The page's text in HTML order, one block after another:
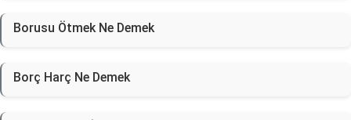
Borusu Ötmek Ne Demek
Borç Harç Ne Demek